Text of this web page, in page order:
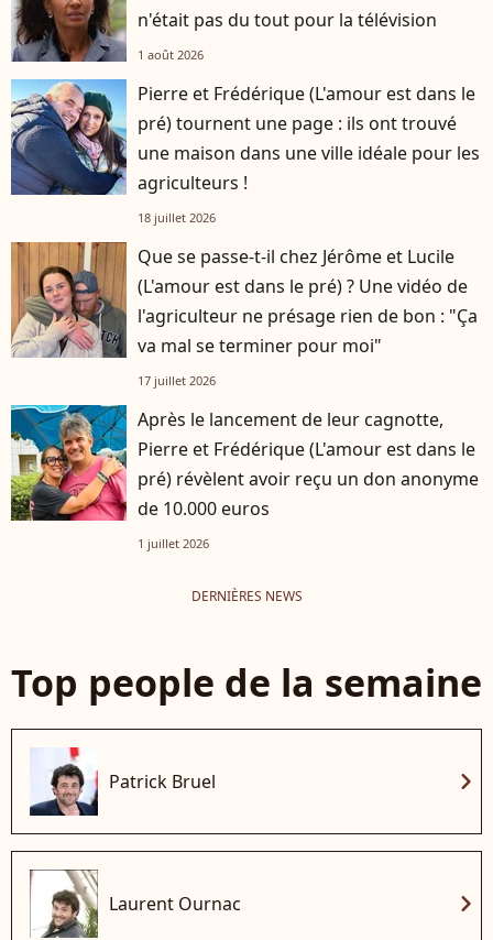
n'était pas du tout pour la télévision
1 août 2026
Pierre et Frédérique (L'amour est dans le
pré) tournent une page : ils ont trouvé
une maison dans une ville idéale pour les
agriculteurs !
18 juillet 2026
Que se passe-t-il chez Jérôme et Lucile
(L'amour est dans le pré) ? Une vidéo de
l'agriculteur ne présage rien de bon : "Ça
va mal se terminer pour moi"
17 juillet 2026
Après le lancement de leur cagnotte,
Pierre et Frédérique (L'amour est dans le
pré) révèlent avoir reçu un don anonyme
de 10.000 euros
1 juillet 2026
DERNIÈRES NEWS
Top people de la semaine
Patrick Bruel chevron_right
Laurent Ournac chevron_right